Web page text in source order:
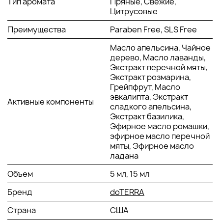
разбавленном виде. Усиливает общий
расслабляющий эффект массажных техник.
Чайное дерево:
ценится за мощные очищающие
свойства и поддержку естественной защиты кожи.
Обладает выраженной антисептической
активностью. Подходит для локального применения
при соблюдении правил разбавления. Усиливает
защитный потенциал комплекса в период сезонной
Перечная мята:оказывает охлаждающее и
стимулирующее действие. Поддерживает ощущение
легкости в мышцах после физической нагрузки.
Способствует ясности мышления и концентрации.
При правильном применении помогает снизить
Дикий апельсин:известен бодрящим и
эмоционально стабилизирующим действием.
Обладает мягкими очищающими свойствами.
Поддерживает позитивный эмоциональный фон во
время процедуры. Создает ощущение свежести и
легкости.
Цитрусовые
Преимущества
Paraben Free, SLS Free
Активные компоненты
Масло апельсина, Чайное
дерево, Масло лаванды,
Экстракт перечной мяты,
Экстракт розмарина,
Грейпфрут, Масло
эвкалипта, Экстракт
сладкого апельсина,
Экстракт базилика,
Эфирное масло ромашки,
эфирное масло перечной
мяты, Эфирное масло
ладана
Объем
5 мл, 15 мл
Бренд
doTERRA
Страна
США